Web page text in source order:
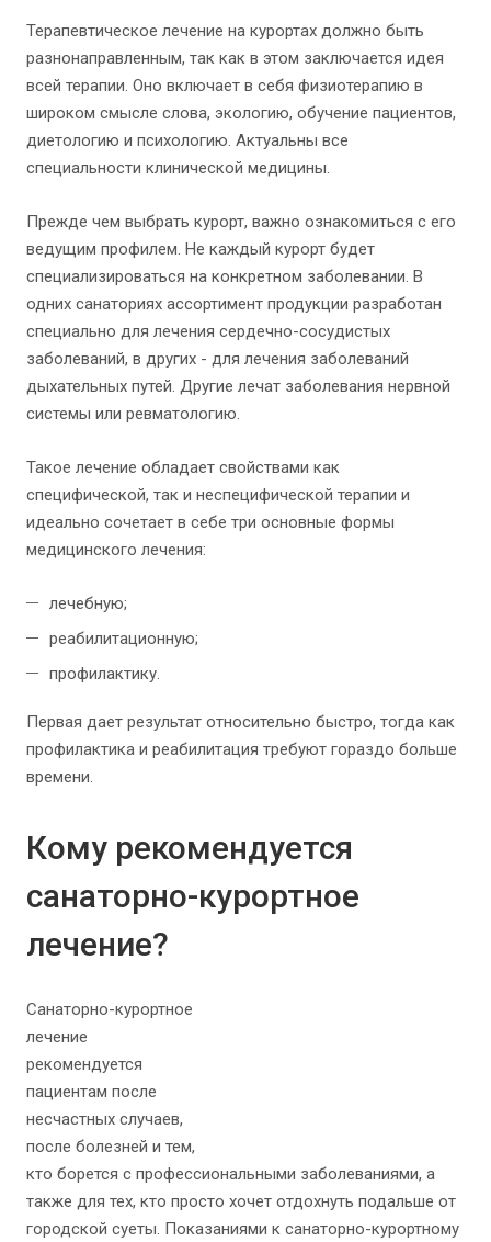
Терапевтическое лечение на курортах должно быть
разнонаправленным, так как в этом заключается идея
всей терапии. Оно включает в себя физиотерапию в
широком смысле слова, экологию, обучение пациентов,
диетологию и психологию. Актуальны все
специальности клинической медицины.
Прежде чем выбрать курорт, важно ознакомиться с его
ведущим профилем. Не каждый курорт будет
специализироваться на конкретном заболевании. В
одних санаториях ассортимент продукции разработан
специально для лечения сердечно-сосудистых
заболеваний, в других - для лечения заболеваний
дыхательных путей. Другие лечат заболевания нервной
системы или ревматологию.
Такое лечение обладает свойствами как
специфической, так и неспецифической терапии и
идеально сочетает в себе три основные формы
медицинского лечения:
лечебную;
реабилитационную;
профилактику.
Первая дает результат относительно быстро, тогда как
профилактика и реабилитация требуют гораздо больше
времени.
Кому рекомендуется
санаторно-курортное
лечение?
Санаторно-курортное
лечение
рекомендуется
пациентам после
несчастных случаев,
после болезней и тем,
кто борется с профессиональными заболеваниями, а
также для тех, кто просто хочет отдохнуть подальше от
городской суеты. Показаниями к санаторно-курортному